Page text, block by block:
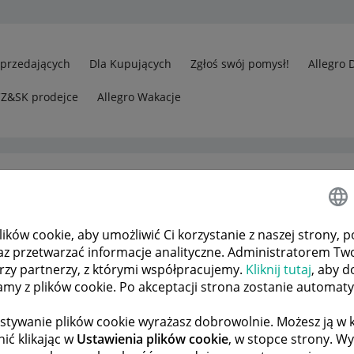
cookie, aby umożliwić Ci korzystanie z naszej strony,
przetwarzać informacje analityczne. Administratorem
partnerzy, z którymi współpracujemy. Kliknij tutaj, aby
z plików cookie. Po akceptacji strona zostanie
plików cookie wyrażasz dobrowolnie. Możesz ją w
klikając wUstawienia plików cookie, w stopce strony.
Dla Kupujących Zgłoś swój pomysł! Allegro
prodejce Allegro Wakacje
Odp.: Nie mogę zweryfikować wypłat
POPRZEDNIA NASTĘPNA